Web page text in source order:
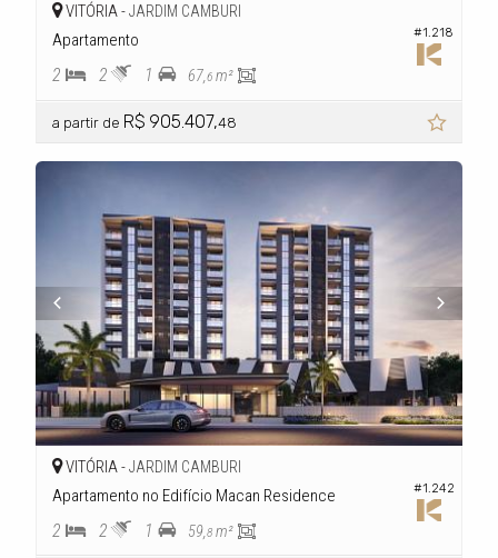
#1.218
VITÓRIA -JARDIM CAMBURI
Apartamento
2 2 1 67,6 m²
a partir de R$ 905.407,48
#1.242
VITÓRIA -JARDIM CAMBURI
Apartamento no Edifício Macan Residence
2 2 1 59,8 m²